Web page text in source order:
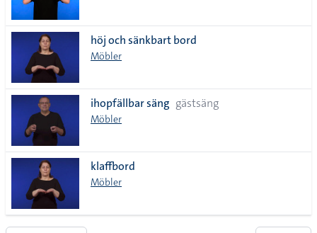
höj och sänkbart bord
Möbler
ihopfällbar säng gästsäng
Möbler
klaffbord
Möbler